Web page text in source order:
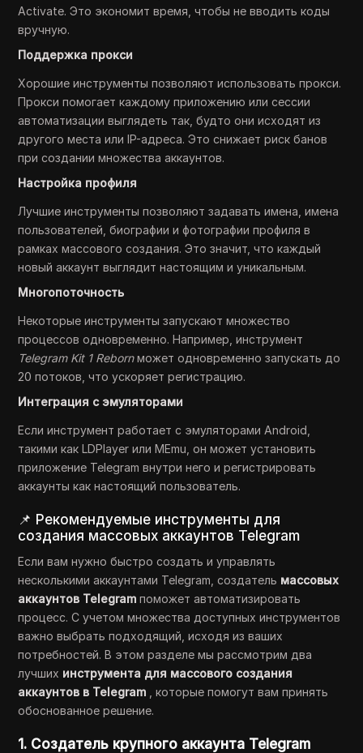
Activate. Это экономит время, чтобы не вводить коды
вручную.
Поддержка прокси
Хорошие инструменты позволяют использовать прокси.
Прокси помогает каждому приложению или сессии
автоматизации выглядеть так, будто они исходят из
другого места или IP-адреса. Это снижает риск банов
при создании множества аккаунтов.
Настройка профиля
Лучшие инструменты позволяют задавать имена, имена
пользователей, биографии и фотографии профиля в
рамках массового создания. Это значит, что каждый
новый аккаунт выглядит настоящим и уникальным.
Многопоточность
Некоторые инструменты запускают множество
процессов одновременно. Например, инструмент
Telegram Kit 1 Rebornможет одновременно запускать до
20 потоков, что ускоряет регистрацию.
Интеграция с эмуляторами
Если инструмент работает с эмуляторами Android,
такими как LDPlayer или MEmu, он может установить
приложение Telegram внутри него и регистрировать
аккаунты как настоящий пользователь.
📌 Рекомендуемые инструменты для
создания массовых аккаунтов Telegram
Если вам нужно быстро создать и управлять
несколькими аккаунтами Telegram, создатель массовых
аккаунтов Telegram поможет автоматизировать
процесс. С учетом множества доступных инструментов
важно выбрать подходящий, исходя из ваших
потребностей. В этом разделе мы рассмотрим два
лучших инструмента для массового создания
аккаунтов в Telegram , которые помогут вам принять
обоснованное решение.
1. Создатель крупного аккаунта Telegram